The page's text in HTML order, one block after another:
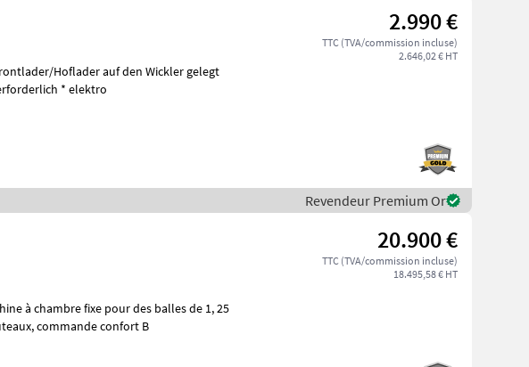
2.990 €
TTC (TVA/commission incluse)
2.646,02 € HT
Hoflader auf den Wickler gelegt
Steuergerät erforderlich * elektro
Revendeur Premium Or
20.900 €
TTC (TVA/commission incluse)
18.495,58 € HT
m de diamètre, système de coupe à rotor à 15 couteaux, commande confort B